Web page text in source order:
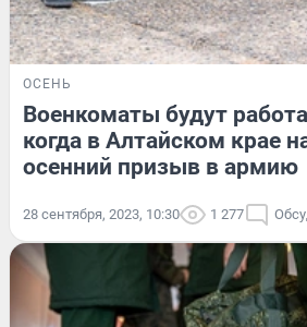
ОСЕНЬ
Военкоматы будут
когда в Алтайском крае
осенний призыв в армию
28 сентября, 2023, 10:30 1 277